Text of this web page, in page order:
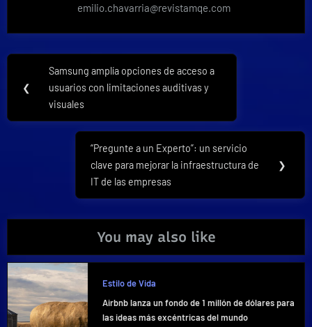
emilio.chavarria@revistamqe.com
Navegación
de
entradas
❮
Previous
Post:
Samsung amplía opciones de acceso a
usuarios con limitaciones auditivas y
visuales
Next
Post:
“Pregunte a un Experto”: un servicio
clave para mejorar la infraestructura de
IT de las empresas
❯
You may also like
Estilo de Vida
Airbnb lanza un fondo de 1 millón de dólares para
las ideas más excéntricas del mundo